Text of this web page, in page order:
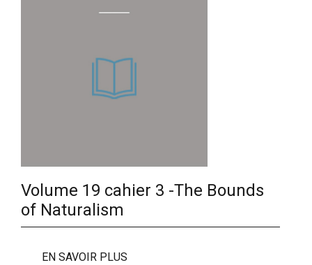
Volume 19 cahier 3 -The Bounds
of Naturalism
EN SAVOIR PLUS